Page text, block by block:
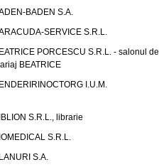
BADEN S.A.
SERVICE S.R.L.
PORCESCU S.R.L. - salonul de
BEATRICE
I.U.M.
S.R.L., librarie
S.R.L.
S.A.